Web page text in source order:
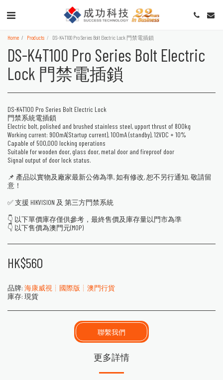
Home Products DS-K4T100 Pro Series Bolt Electric Lock 門禁電插鎖
DS-K4T100 Pro Series Bolt Electric
Lock 門禁電插鎖
DS-K4T100 Pro Series Bolt Electric Lock
門禁系統電插鎖
Electric bolt, polished and brushed stainless steel, upport thrust of 800kg
Working current: 900mA(Startup current), 100mA (standby), 12VDC + 10%
Capable of 500,000 locking operations
Suitable for wooden door, glass door, metal door and fireproof door
Signal output of door lock status.
📌 產品以實物及廠家最新公佈為準, 如有修改, 恕不另行通知, 敬請留
意！
✅ 支援 HIKVISION 及 第三方門禁系統
👇 以下單價庫存僅供參考，最終售價及庫存量以門市為準
👇 以下售價為澳門元(MOP)
HK$560
品牌: 海康威視┊國際版┊澳門行貨
庫存: 現貨
聯繫我們
更多詳情